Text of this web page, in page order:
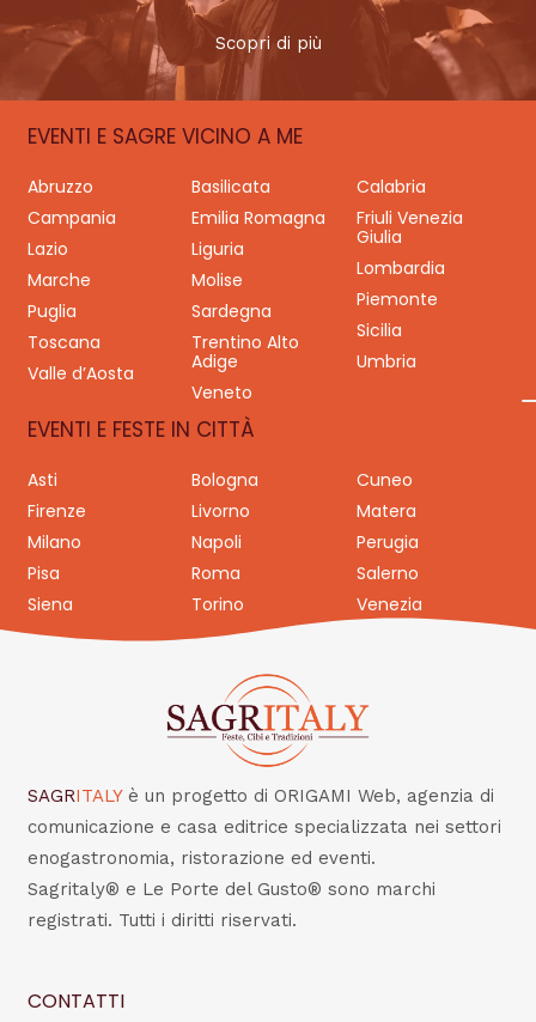
Scopri di più
EVENTI E SAGRE VICINO A ME
Abruzzo Basilicata
Calabria
Campania
Emilia Romagna
Friuli Venezia
Giulia
Lazio
Liguria
Lombardia
Marche
Molise
Piemonte
Puglia
Sardegna
Sicilia
Toscana
Trentino Alto
Adige
Umbria
Valle d’Aosta
Veneto
EVENTI E FESTE IN CITTÀ
Asti Bologna
Cuneo
Firenze
Livorno
Matera
Milano
Napoli
Perugia
Pisa
Roma
Salerno
Siena
Torino Venezia
SAGRITALY è un progetto di ORIGAMI Web, agenzia di
comunicazione e casa editrice specializzata nei settori
enogastronomia, ristorazione ed eventi.
Sagritaly® e Le Porte del Gusto® sono marchi
registrati. Tutti i diritti riservati.
CONTATTI